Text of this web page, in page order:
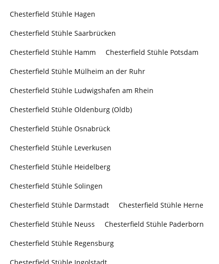
Chesterfield Stühle Hagen
Chesterfield Stühle Saarbrücken
Chesterfield Stühle Hamm Chesterfield Stühle Potsdam
Chesterfield Stühle Mülheim an der Ruhr
Chesterfield Stühle Ludwigshafen am Rhein
Chesterfield Stühle Oldenburg (Oldb)
Chesterfield Stühle Osnabrück
Chesterfield Stühle Leverkusen
Chesterfield Stühle Heidelberg
Chesterfield Stühle Solingen
Chesterfield Stühle Darmstadt Chesterfield Stühle Herne
Chesterfield Stühle Neuss Chesterfield Stühle Paderborn
Chesterfield Stühle Regensburg
Chesterfield Stühle Ingolstadt